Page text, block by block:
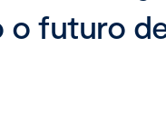
o futuro